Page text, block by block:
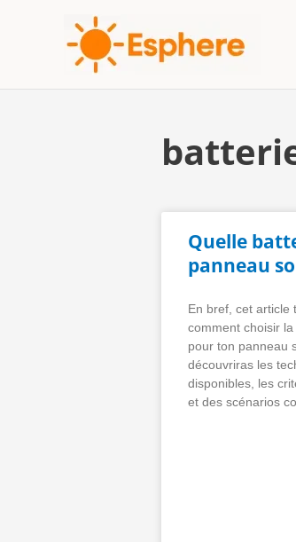
Quelle
panneau
En bref, cet article
comment choisir
pour ton panneau
découvriras les
disponibles, les
et des scénarios